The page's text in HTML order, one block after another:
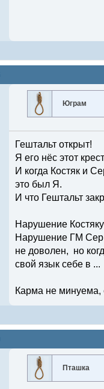
Юграм
Гештальт открыт!
Я его нёс этот
И когда Костяк и
это был Я.
И что Гештальт
Нарушение
Нарушение ГМ Серп
не доволен, но
свой язык себе в ...
Карма не минуема,
Пташка